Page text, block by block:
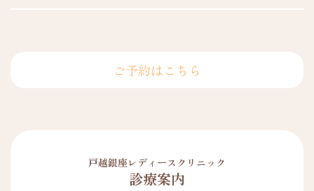
ご予約はこちら
戸越銀座レディースクリニック
診療案内